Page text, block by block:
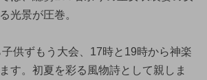
光景が圧巻。
供ずもう大会、17時と19時から神楽
す。初夏を彩る風物詩として親しま